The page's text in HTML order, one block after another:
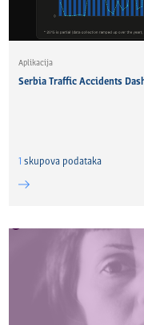
Aplikacija
Serbia Traffic Accidents
1 skupova podataka